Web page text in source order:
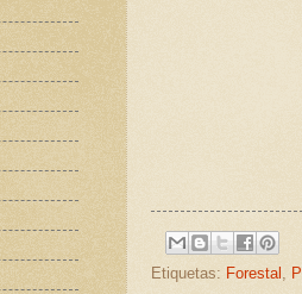
Etiquetas: Forestal ,